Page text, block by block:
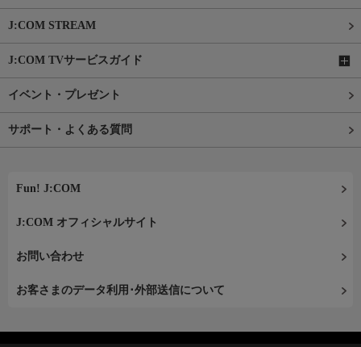
J:COM STREAM
J:COM TVサービスガイド
イベント・プレゼント
サポート・よくある質問
Fun! J:COM
J:COM オフィシャルサイト
お問い合わせ
お客さまのデータ利用･外部送信について